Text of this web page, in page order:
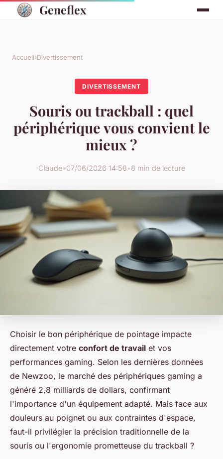
Geneflex
Accueil›Divertissement
DIVERTISSEMENT
Souris ou trackball : quel
périphérique vous convient le
mieux ?
Claude•07/06/2026 14:58•8 min de lecture
Choisir le bon périphérique de pointage impacte
directement votre confort de travail et vos
performances gaming. Selon les dernières données
de Newzoo, le marché des périphériques gaming a
généré 2,8 milliards de dollars, confirmant
l'importance d'un équipement adapté. Mais face aux
douleurs au poignet ou aux contraintes d'espace,
faut-il privilégier la précision traditionnelle de la
souris ou l'ergonomie prometteuse du trackball ?